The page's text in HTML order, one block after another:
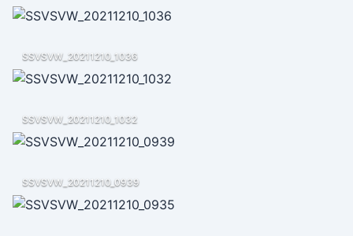
SSVSVW_20211210_1036
SSVSVW_20211210_1032
SSVSVW_20211210_0939